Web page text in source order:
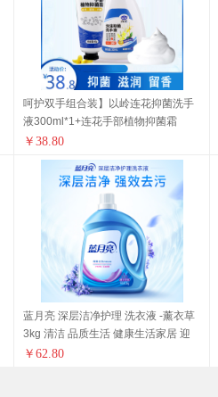
呵护双手组合装】以岭连花抑菌洗手
液300ml*1+连花手部植物抑菌霜
45g*1 连花健康 旅行必备
￥ 38.80
蓝月亮 深层洁净护理 洗衣液 -薰衣草
3kg 清洁 品质生活 健康生活家居 迎
新季
￥ 62.80